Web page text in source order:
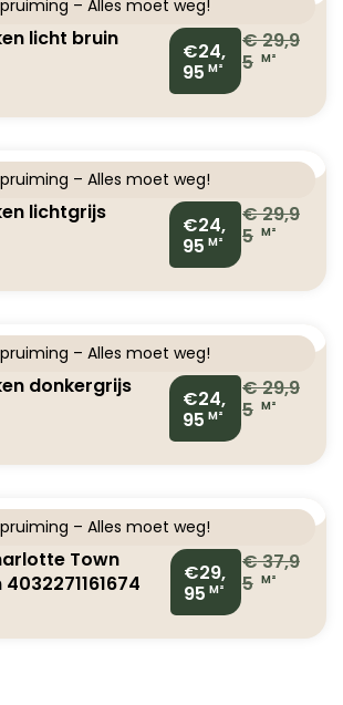
– Alles moet weg!
licht bruin
€24,
95 M²
€29,9
5 M²
– Alles moet weg!
lichtgrijs
€24,
95 M²
€29,9
5 M²
– Alles moet weg!
donkergrijs
€24,
95 M²
€29,9
5 M²
– Alles moet weg!
Town
€29,
95 M²
€37,9
5 M²